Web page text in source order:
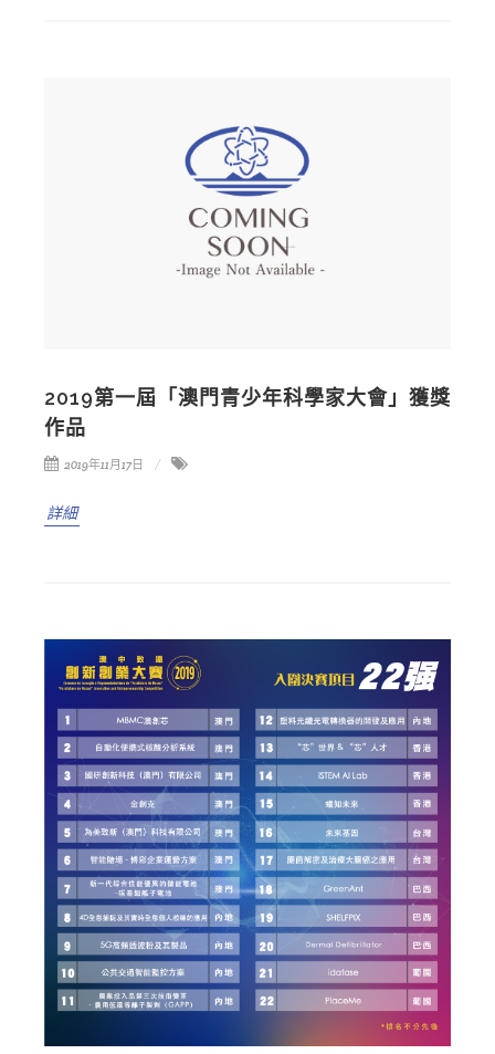
2019第一屆「澳門青少年科學家大會」獲獎
作品
2019年11月17日
詳細